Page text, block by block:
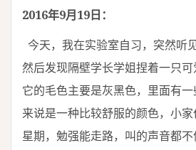
2016年9月19日：
今天，我在实验室自习，突然听
然后发现隔壁学长学姐捏着一只可
它的毛色主要是灰黑色，里面有
来说是一种比较舒服的颜色，小
星期，勉强能走路，叫的声音都